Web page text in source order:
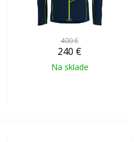
400 €
240 €
Na sklade